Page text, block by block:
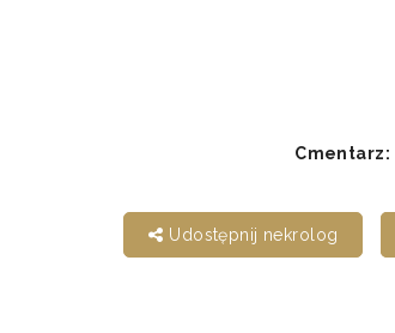
Cmentarz:
Udostępnij nekrolog